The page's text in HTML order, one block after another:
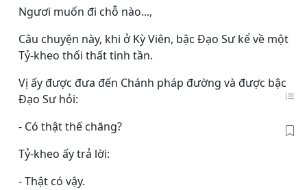
Ngươi muốn đi chỗ nào...,
Câu chuyện này, khi ở Kỳ Viên, bậc Ðạo Sư kể về một
Tỷ-kheo thối thất tinh tần.
Vị ấy được đưa đến Chánh pháp đường và được bậc
Ðạo Sư hỏi:
- Có thật thế chăng?
Tỷ-kheo ấy trả lời:
- Thật có vậy.